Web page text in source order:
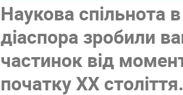
Наукова спільнота
діаспора зробили
частинок від
початку ХХ